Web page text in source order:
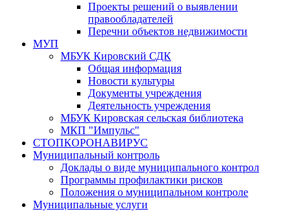
Проекты решений о выявлении
правообладателей
Перечни объектов недвижимости
МУП
МБУК Кировский СДК
Общая информация
Новости культуры
Документы учреждения
Деятельность учреждения
МБУК Кировская сельская библиотека
МКП "Импульс"
СТОПКОРОНАВИРУС
Муниципальный контроль
Доклады о виде муниципального контрол
Программы профилактики рисков
Положения о муниципальном контроле
Муниципальные услуги